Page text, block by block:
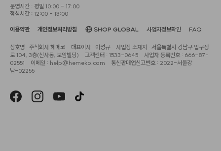
운영시간 : 평일 10:00 - 17:00
점심시간 : 12:00 - 13:00
이용약관 개인정보처리방침 SHOP GLOBAL 사업자정보확인 FAQ
상호명 : 주식회사 헤메코 대표이사 : 이성규
사업장 소재지 : 서울특별시 강남구 압구정
로 104, 3층(신사동, 보암빌딩)
고객센터 : 1533-0645
사업자 등록번호 : 666-87-
02551
이메일 : help@hemeko.com
통신판매업신고번호 : 2022-서울강
남-02255